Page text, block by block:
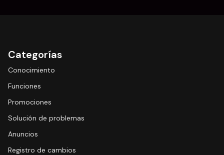
Categorías
Conocimiento
Funciones
Promociones
Solución de problemas
Anuncios
Registro de cambios